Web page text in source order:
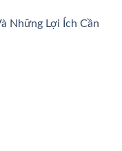
Những Lợi Ích Cần